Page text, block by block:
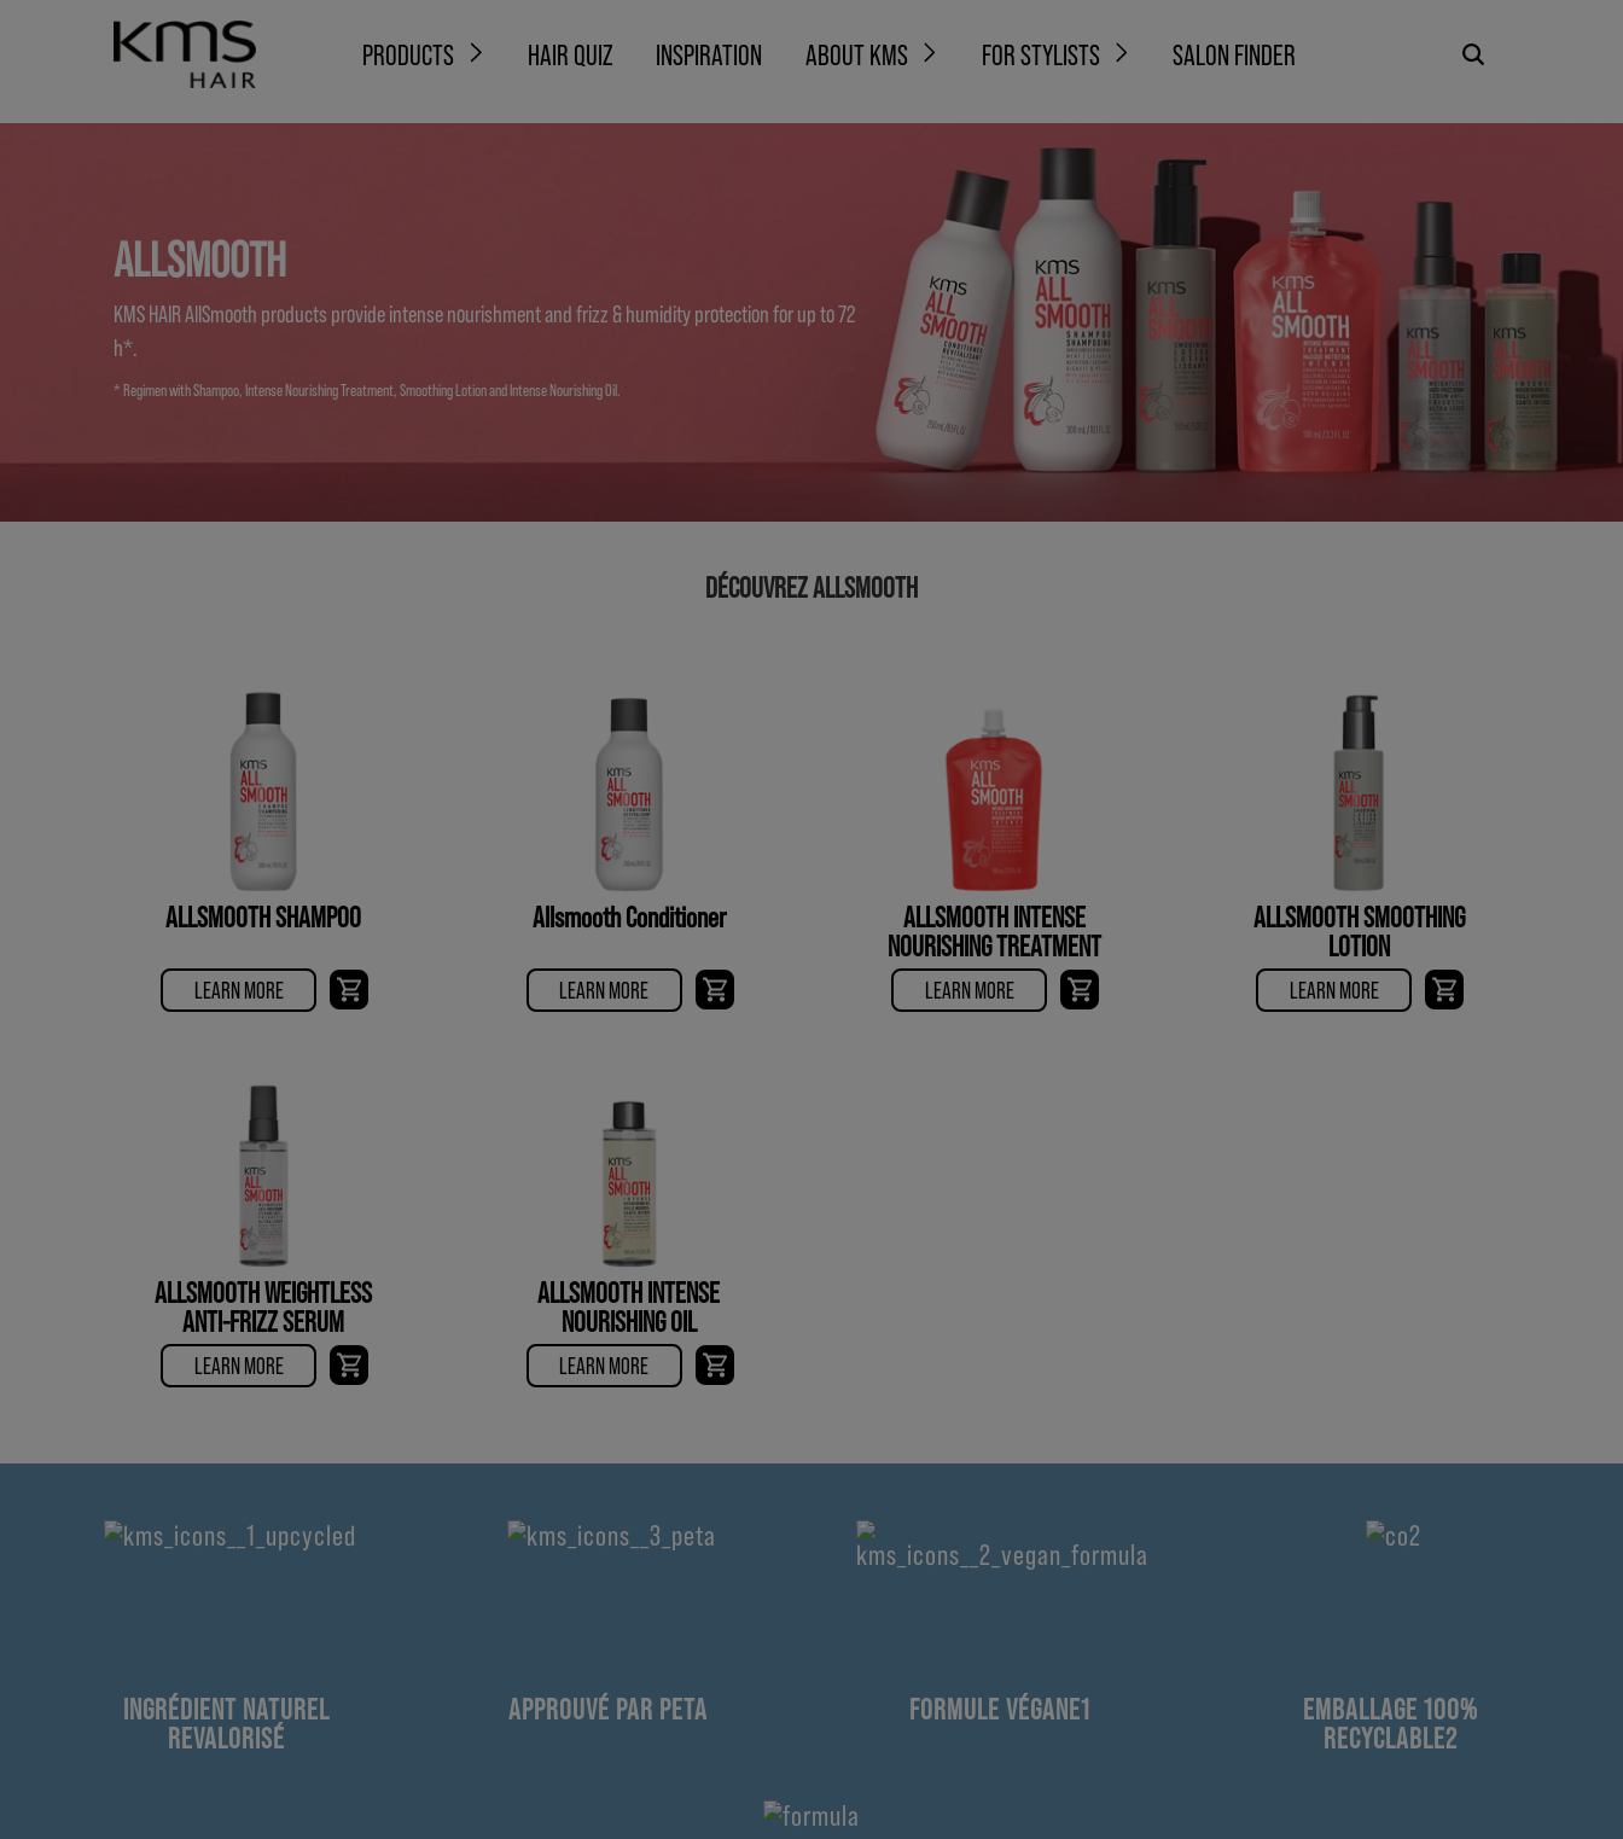
PRODUCTS HAIR QUIZ INSPIRATION ABOUT KMS FOR STYLISTS SALON FINDER
ALLSMOOTH
KMS HAIR AllSmooth products provide intense nourishment and frizz & humidity protection for up to 72
h*.
* Regimen with Shampoo, Intense Nourishing Treatment, Smoothing Lotion and Intense Nourishing Oil.
DÉCOUVREZ ALLSMOOTH
ALLSMOOTH SHAMPOO
LEARN MORE
Allsmooth Conditioner
LEARN MORE
ALLSMOOTH INTENSE
NOURISHING TREATMENT
LEARN MORE
ALLSMOOTH SMOOTHING
LOTION
LEARN MORE
ALLSMOOTH WEIGHTLESS
ANTI-FRIZZ SERUM
LEARN MORE
ALLSMOOTH INTENSE
NOURISHING OIL
LEARN MORE
INGRÉDIENT NATUREL
REVALORISÉ
APPROUVÉ PAR PETA FORMULE VÉGANE1
EMBALLAGE 100%
RECYCLABLE2